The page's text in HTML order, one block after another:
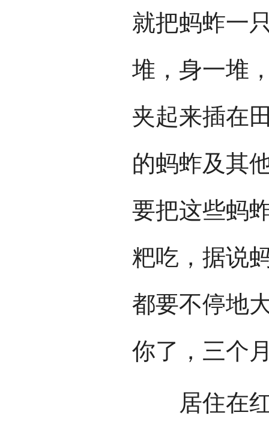
就把蚂蚱一
堆，身一堆
夹起来插在
的蚂蚱及其
要把这些蚂
粑吃，据说
都要不停地
你了，三个
居住在红